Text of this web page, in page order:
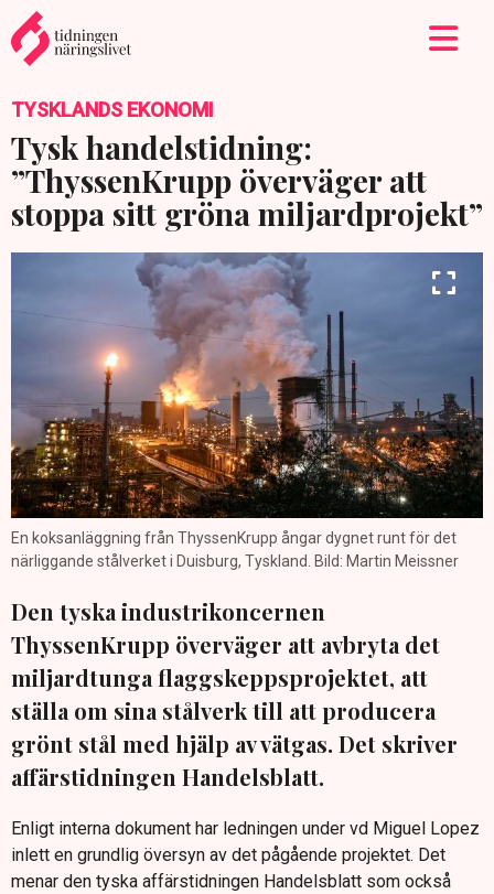
TYSKLANDS EKONOMI
Tysk handelstidning:
”ThyssenKrupp överväger att
stoppa sitt gröna miljardprojekt”
En koksanläggning från ThyssenKrupp ångar dygnet runt för det
närliggande stålverket i Duisburg, Tyskland. Bild: Martin Meissner
Den tyska industrikoncernen
ThyssenKrupp överväger att avbryta det
miljardtunga flaggskeppsprojektet, att
ställa om sina stålverk till att producera
grönt stål med hjälp av vätgas. Det skriver
affärstidningen Handelsblatt.
Enligt interna dokument har ledningen under vd Miguel Lopez
inlett en grundlig översyn av det pågående projektet. Det
menar den tyska affärstidningen Handelsblatt som också